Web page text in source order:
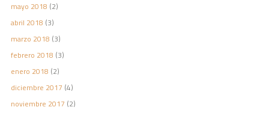
mayo 2018 (2)
abril 2018 (3)
marzo 2018 (3)
febrero 2018 (3)
enero 2018 (2)
diciembre 2017 (4)
noviembre 2017 (2)